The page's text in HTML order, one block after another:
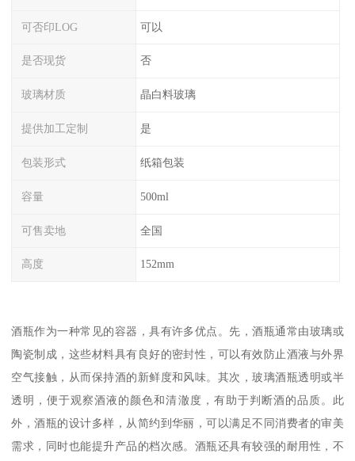
可否印LOG 可以
是否现货 否
玻璃材质 晶白料玻璃
提供加工定制 是
包装形式 纸箱包装
容量 500ml
可售卖地 全国
高度 152mm
酒瓶作为一种常见的容器，具有许多优点。先，酒瓶通常由玻璃或
陶瓷制成，这些材料具有良好的密封性，可以有效防止酒液与外界
空气接触，从而保持酒的新鲜度和风味。其次，玻璃酒瓶透明或半
透明，便于观察酒液的颜色和清澈度，有助于判断酒的品质。此
外，酒瓶的设计多样，从简约到华丽，可以满足不同消费者的审美
需求，同时也能提升产品的档次感。酒瓶还具有较强的耐用性，不